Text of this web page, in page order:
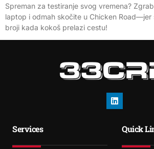
Spreman za testiranje svog vremena?
laptop i odmah skočite u Chicken Road—jer
broji kada kokoš prelazi cestu!
Services Quick